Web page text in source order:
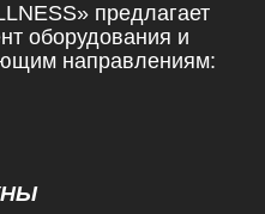
предлагает
оборудования и
направлениям: